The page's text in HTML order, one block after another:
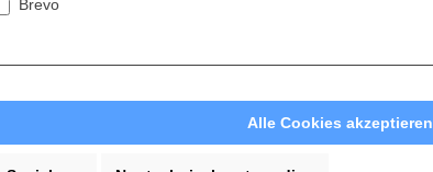
Brevo
Alle Cookies akzeptieren